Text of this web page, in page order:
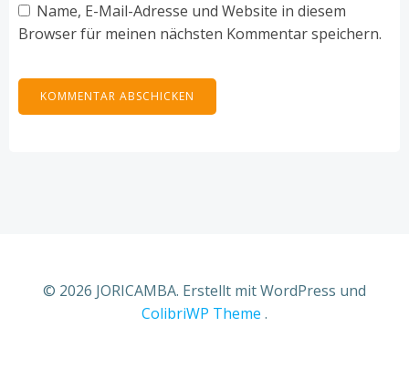
Name, E-Mail-Adresse und Website in diesem
Browser für meinen nächsten Kommentar speichern.
© 2026 JORICAMBA. Erstellt mit WordPress und
ColibriWP Theme .